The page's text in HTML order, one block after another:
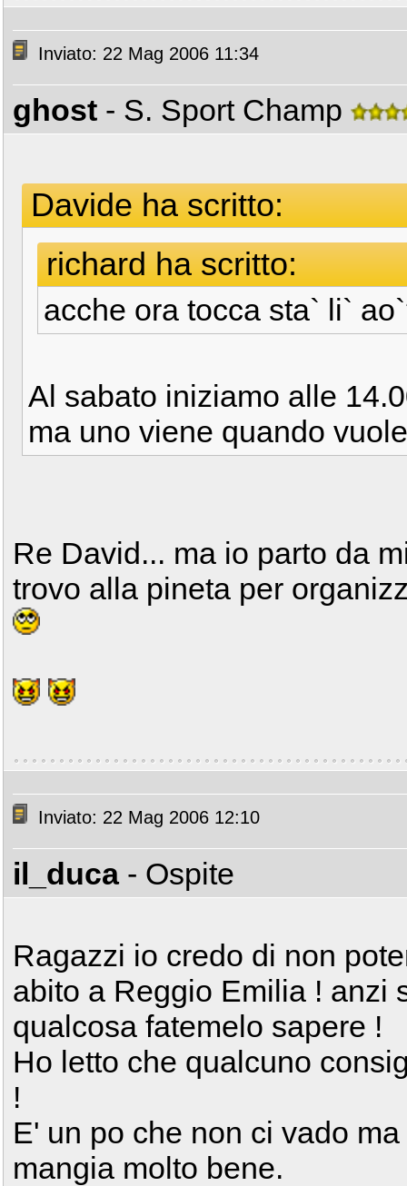
Inviato: 22 Mag 2006 11:34
ghost - S. Sport Champ
Davide ha scritto:
richard ha scritto:
acche ora tocca sta` li`
Al sabato iniziamo alle
ma uno viene quando
Re David... ma io parto da
trovo alla pineta per
Inviato: 22 Mag 2006 12:10
il_duca - Ospite
Ragazzi io credo di non
abito a Reggio Emilia ! anzi
qualcosa fatemelo sapere !
Ho letto che qualcuno
!
E' un po che non ci vado
mangia molto bene.